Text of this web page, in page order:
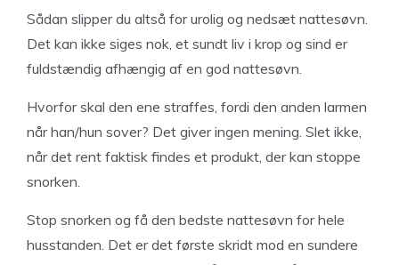
Sådan slipper du altså for urolig og nedsæt nattesøvn.
Det kan ikke siges nok, et sundt liv i krop og sind er
fuldstændig afhængig af en god nattesøvn.
Hvorfor skal den ene straffes, fordi den anden larmen
når han/hun sover? Det giver ingen mening. Slet ikke,
når det rent faktisk findes et produkt, der kan stoppe
snorken.
Stop snorken og få den bedste nattesøvn for hele
husstanden. Det er det første skridt mod en sundere